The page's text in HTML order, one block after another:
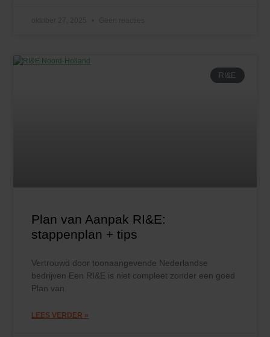
RI&E
Plan van Aanpak RI&E:
stappenplan + tips
Vertrouwd door toonaangevende Nederlandse
bedrijven Een RI&E is niet compleet zonder een goed
Plan van
LEES VERDER »